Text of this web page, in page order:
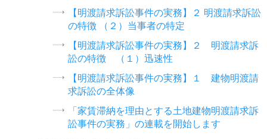
【明渡請求訴訟事件の実務】２ 明渡請求訴訟
の特徴 （２）当事者の特定
【明渡請求訴訟事件の実務】２ 明渡請求訴
訟の特徴 （１）迅速性
【明渡請求訴訟事件の実務】１ 建物明渡請
求訴訟の全体像
「家賃滞納を理由とする土地建物明渡請求訴
訟事件の実務」の連載を開始します